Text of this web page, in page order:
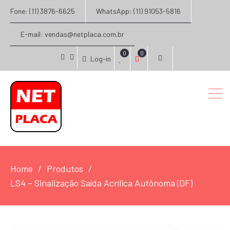
Fone: (11) 3876-6625 WhatsApp: (11) 91053-5816
E-mail: vendas@netplaca.com.br
facebook
instagram
Log-in
0 0
Home
Produtos
LS4 – Sinalização Saída Acrílica Autônoma (DF)